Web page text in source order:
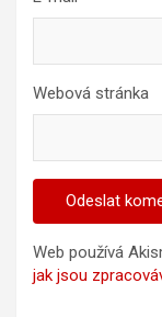
Webová stránka
Web používá
jak jsou